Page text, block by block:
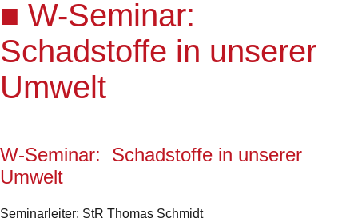
W-Seminar:
Schadstoffe in unserer
Umwelt
W-Seminar: Schadstoffe in unserer
Umwelt
Seminarleiter: StR Thomas Schmidt